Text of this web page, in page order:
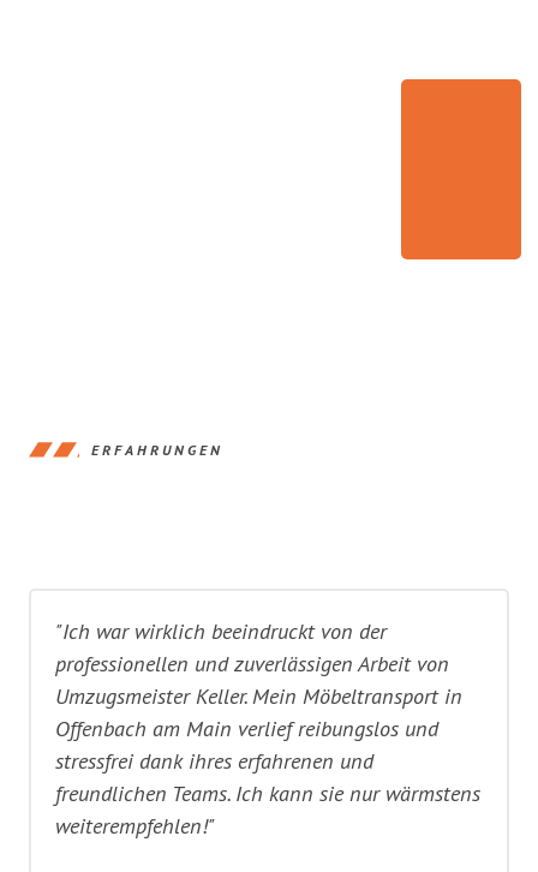
ERFAHRUNGEN
"Ich war wirklich beeindruckt von der
professionellen und zuverlässigen Arbeit von
Umzugsmeister Keller. Mein Möbeltransport in
Offenbach am Main verlief reibungslos und
stressfrei dank ihres erfahrenen und
freundlichen Teams. Ich kann sie nur wärmstens
weiterempfehlen!"